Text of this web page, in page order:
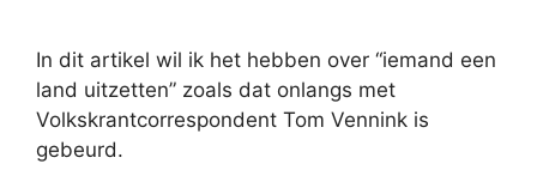
In dit artikel wil ik het hebben over “iemand een
land uitzetten” zoals dat onlangs met
Volkskrantcorrespondent Tom Vennink is
gebeurd.